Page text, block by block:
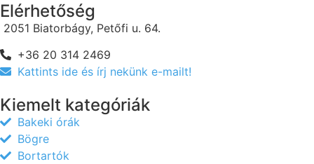
Elérhetőség
2051 Biatorbágy, Petőfi u. 64.
+36 20 314 2469
Kattints ide és írj nekünk e-mailt!
Kiemelt kategóriák
Bakeki órák
Bögre
Bortartók